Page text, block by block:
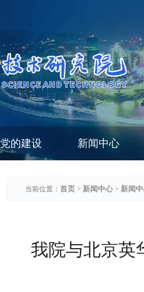
党的建设 新闻中心
当前位置： 首页 > 新闻中心 > 新闻
我院与北京英